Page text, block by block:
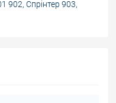
902, Спрінтер 903,